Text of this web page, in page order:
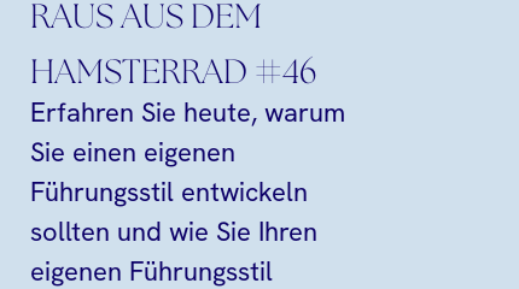
RAUS AUS DEM
HAMSTERRAD #46
Erfahren Sie heute, warum
Sie einen eigenen
Führungsstil entwickeln
sollten und wie Sie Ihren
eigenen Führungsstil